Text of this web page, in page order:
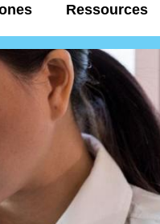
Ressources